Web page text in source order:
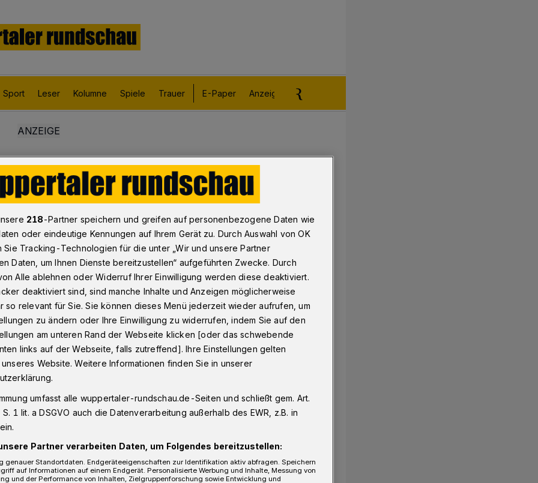
Sport Leser Kolumne Spiele Trauer E-Paper Anzeigen aufgeben
Müll im Barmer Nordpark in Wuppertal
Nordpark
1/6
218-Partner speichern und greifen auf personenbezogene Daten wie
oder eindeutige Kennungen auf Ihrem Gerät zu. Durch Auswahl von OK
Sie Tracking-Technologien für die unter „Wir und unsere Partner
Daten, um Ihnen Dienste bereitzustellen“ aufgeführten Zwecke. Durch
Alle ablehnen oder Widerruf Ihrer Einwilligung werden diese deaktiviert.
deaktiviert sind, sind manche Inhalte und Anzeigen möglicherweise
so relevant für Sie. Sie können dieses Menü jederzeit wieder aufrufen, um
zu ändern oder Ihre Einwilligung zu widerrufen, indem Sie auf den
am unteren Rand der Webseite klicken [oder das schwebende
links auf der Webseite, falls zutreffend]. Ihre Einstellungen gelten
Website. Weitere Informationen finden Sie in unserer
umfasst alle wuppertaler-rundschau.de-Seiten und schließt gem. Art.
1 lit. a DSGVO auch die Datenverarbeitung außerhalb des EWR, z.B. in
Partner verarbeiten Daten, um Folgendes bereitzustellen:
genauer Standortdaten. Endgeräteeigenschaften zur Identifikation aktiv abfragen. Speichern
auf Informationen auf einem Endgerät. Personalisierte Werbung und Inhalte, Messung von
und der Performance von Inhalten, Zielgruppenforschung sowie Entwicklung und